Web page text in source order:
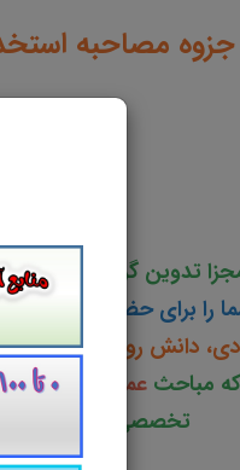
جزوه مصاحبه
استخدامی شرکت مدیریت منابع آب ایران و شرکت های
داده های آب بسته کامل مصاحبه قبول شدگان استخدامی
تدوین گردیده است:
را برای حضور فیزیکی
دانش روز، دانش
که مباحثعمومی و
تخصصی داوطلبین را